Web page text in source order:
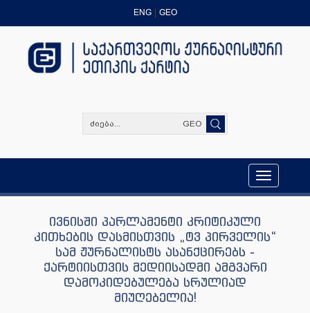
ENG GEO
GEO
Toggle
navigation
ივნისში პარლამენტი კრიტიკული
კითხების დასმისთვის „ტვ პირველის“
სამ ჟურნალისტს ასანქცირებს -
ქარტიისთვის მედიისადმი ამგვარი
დამოკიდებულება სრულიად
მიუღებელია!